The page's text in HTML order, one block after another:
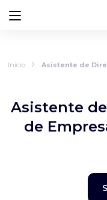
Inicio Asistente de
Asistente
de